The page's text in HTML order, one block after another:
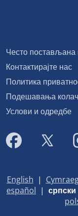
Често
Контактирајте нас
Политика
Подешавања
Услови и одредбе
English |
español | српски